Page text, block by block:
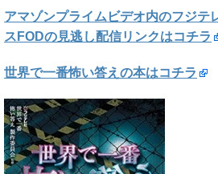
アマゾンプライムビデオ内のフジテ
スFODの見逃し配信リンクはコチラ
世界で一番怖い答えの本はコチラ